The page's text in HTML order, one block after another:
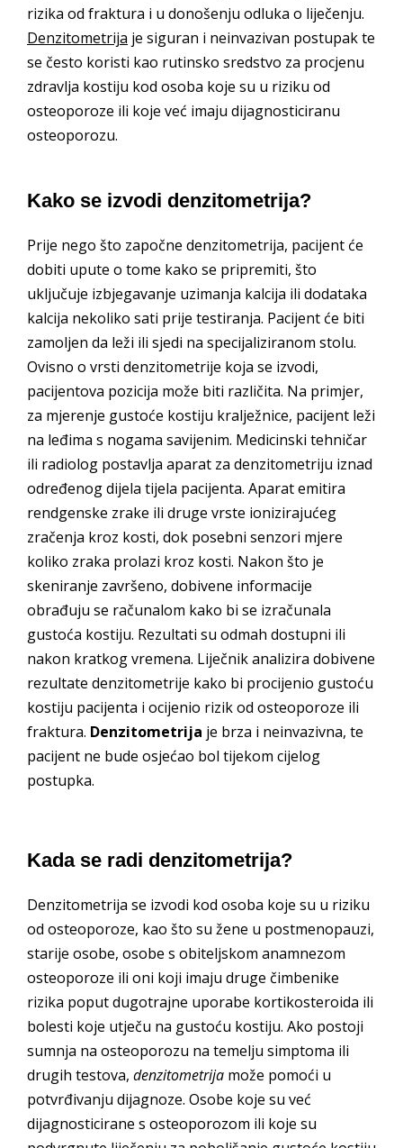
rizika od fraktura i u donošenju odluka o liječenju.
Denzitometrija je siguran i neinvazivan postupak te
se često koristi kao rutinsko sredstvo za procjenu
zdravlja kostiju kod osoba koje su u riziku od
osteoporoze ili koje već imaju dijagnosticiranu
osteoporozu.
Kako se izvodi denzitometrija?
Prije nego što započne denzitometrija, pacijent će
dobiti upute o tome kako se pripremiti, što
uključuje izbjegavanje uzimanja kalcija ili dodataka
kalcija nekoliko sati prije testiranja. Pacijent će biti
zamoljen da leži ili sjedi na specijaliziranom stolu.
Ovisno o vrsti denzitometrije koja se izvodi,
pacijentova pozicija može biti različita. Na primjer,
za mjerenje gustoće kostiju kralježnice, pacijent leži
na leđima s nogama savijenim. Medicinski tehničar
ili radiolog postavlja aparat za denzitometriju iznad
određenog dijela tijela pacijenta. Aparat emitira
rendgenske zrake ili druge vrste ionizirajućeg
zračenja kroz kosti, dok posebni senzori mjere
koliko zraka prolazi kroz kosti. Nakon što je
skeniranje završeno, dobivene informacije
obrađuju se računalom kako bi se izračunala
gustoća kostiju. Rezultati su odmah dostupni ili
nakon kratkog vremena. Liječnik analizira dobivene
rezultate denzitometrije kako bi procijenio gustoću
kostiju pacijenta i ocijenio rizik od osteoporoze ili
fraktura. Denzitometrija je brza i neinvazivna, te
pacijent ne bude osjećao bol tijekom cijelog
postupka.
Kada se radi denzitometrija?
Denzitometrija se izvodi kod osoba koje su u riziku
od osteoporoze, kao što su žene u postmenopauzi,
starije osobe, osobe s obiteljskom anamnezom
osteoporoze ili oni koji imaju druge čimbenike
rizika poput dugotrajne uporabe kortikosteroida ili
bolesti koje utječu na gustoću kostiju. Ako postoji
sumnja na osteoporozu na temelju simptoma ili
drugih testova, denzitometrija može pomoći u
potvrđivanju dijagnoze. Osobe koje su već
dijagnosticirane s osteoporozom ili koje su